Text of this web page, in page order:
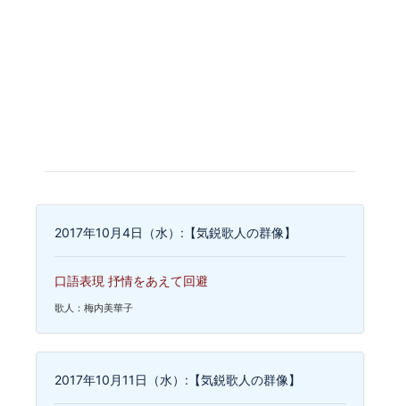
2017年10月4日（水）:【気鋭歌人の群像】
口語表現 抒情をあえて回避
歌人：梅内美華子
2017年10月11日（水）:【気鋭歌人の群像】